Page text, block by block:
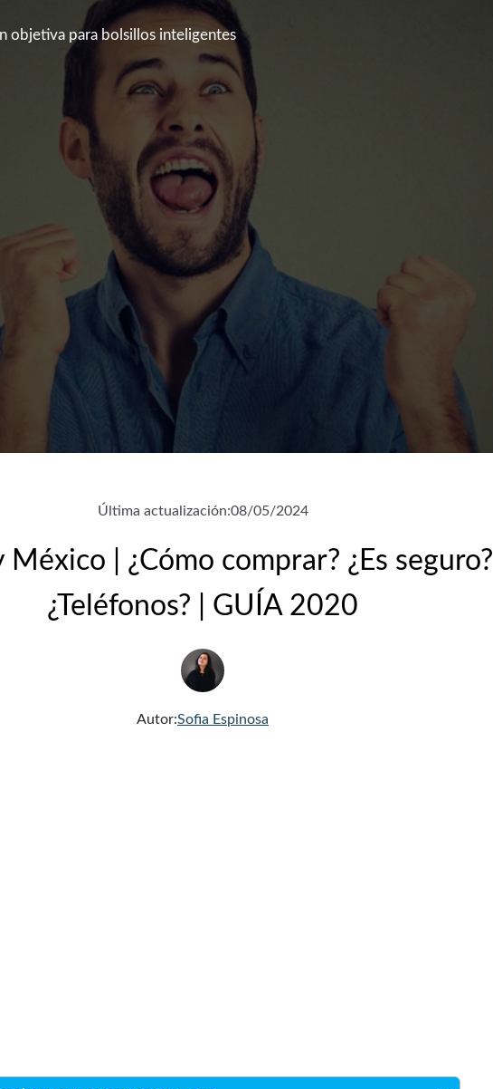
objetiva para bolsillos inteligentes
Última actualización:08/05/2024
México | ¿Cómo comprar? ¿Es seguro?
¿Teléfonos? | GUÍA 2020
Autor:Sofia Espinosa